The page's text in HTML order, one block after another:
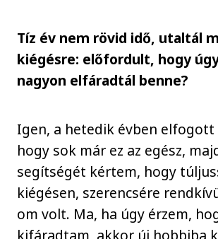
Tíz év nem rövid idő, utaltál
kiégésre: előfordult, hogy
nagyon elfáradtál benne?
Igen, a hetedik évben elfogott
hogy sok már ez az egész,
segítségét kértem, hogy
kiégésen, szerencsére
om volt. Ma, ha úgy érzem,
kifáradtam, akkor új hobbiba